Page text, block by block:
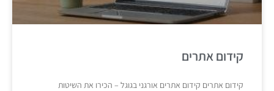
קידום אתרים
קידום אתרים קידום אתרים אורגני בגוגל – הכירו את השיטות